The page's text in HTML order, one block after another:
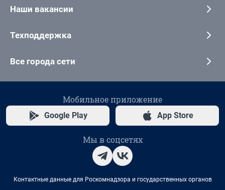
Наши вакансии
Техподдержка
Все города сети
Мобильное приложение
Google Play App Store
Мы в соцсетях
Контактные данные для Роскомнадзора и государственных органов